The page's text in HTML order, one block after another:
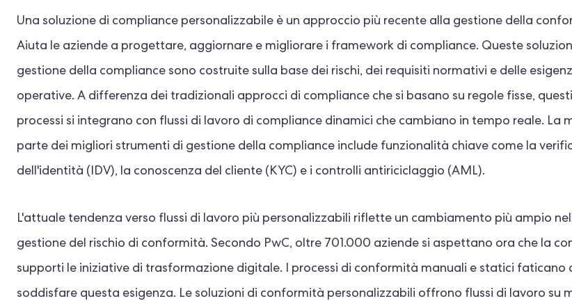
Una soluzione di compliance personalizzabile è un approccio più recente alla gestione della
Aiuta le aziende a progettare, aggiornare e migliorare i framework di compliance. Queste
gestione della compliance sono costruite sulla base dei rischi, dei requisiti normativi e delle
operative. A differenza dei tradizionali approcci di compliance che si basano su regole fisse, questi
processi si integrano con flussi di lavoro di compliance dinamici che cambiano in tempo reale. La
parte dei migliori strumenti di gestione della compliance include funzionalità chiave come la
dell'identità (IDV), la conoscenza del cliente (KYC) e i controlli antiriciclaggio (AML).
L'attuale tendenza verso flussi di lavoro più personalizzabili riflette un cambiamento più ampio
gestione del rischio di conformità. Secondo PwC, oltre 701.000 aziende si aspettano ora che la
supporti le iniziative di trasformazione digitale. I processi di conformità manuali e statici faticano
soddisfare questa esigenza. Le soluzioni di conformità personalizzabili offrono flussi di lavoro su